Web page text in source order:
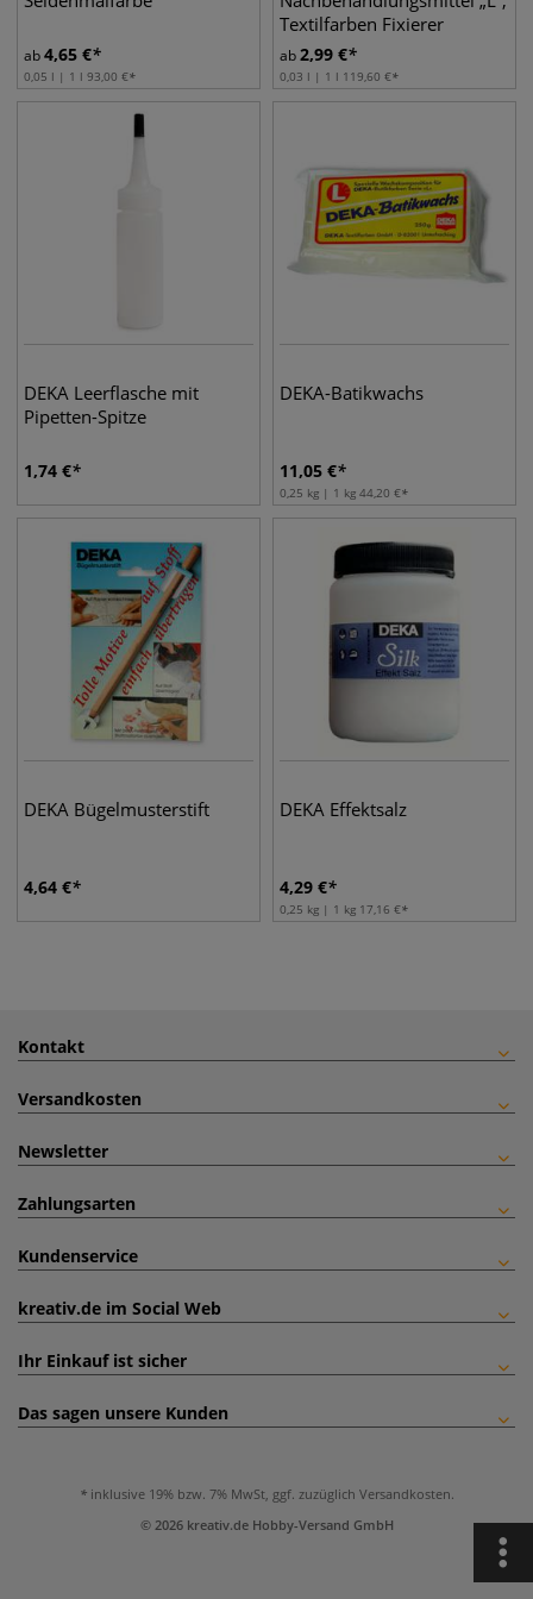
ab4,65 €
0,05 l | 1 l 93,00 €
Textilfarben Fixierer
ab2,99 €
0,03 l | 1 l 119,60 €
DEKA Leerflasche mit
Pipetten-Spitze
1,74 €
DEKA-Batikwachs
11,05 €
0,25 kg | 1 kg 44,20 €
DEKA Bügelmusterstift
4,64 €
DEKA Effektsalz
4,29 €
0,25 kg | 1 kg 17,16 €
Kontakt
Versandkosten
Newsletter
Zahlungsarten
Kundenservice
kreativ.de im Social Web
Ihr Einkauf ist sicher
Das sagen unsere Kunden
inklusive 19% bzw. 7% MwSt, ggf. zuzüglich Versandkosten.
© 2026 kreativ.de Hobby-Versand GmbH